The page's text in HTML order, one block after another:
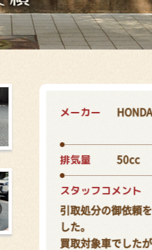
メーカー HONDA
排気量 50cc
スタッフコメント
引取処分の御依頼
した。
買取対象車でした